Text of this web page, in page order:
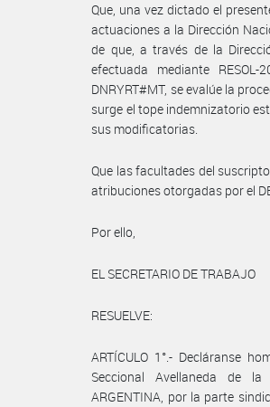
Que, una vez dictado el
actuaciones a la Dirección
de que, a través de la
efectuada mediante RESOL-
DNRYRT#MT, se evalúe la
surge el tope indemnizatorio
sus modificatorias.
Que las facultades del
atribuciones otorgadas por el
Por ello,
EL SECRETARIO DE TRABAJO
RESUELVE:
ARTÍCULO 1°.- Decláranse
Seccional Avellaneda de la
ARGENTINA, por la parte